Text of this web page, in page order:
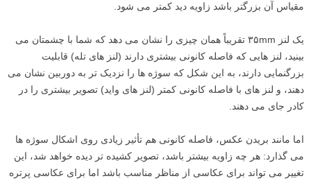
مقیاس آن بزرگتر باشد زاویه دید کمتر می شود.
یک لنز ۳۵mm تقریباً همان چیزی را نشان می دهد که شما با چشمتان می
بینید، لنز هایی که فاصله کانونی بیشتری دارند (لنز های تله) قابلیت
بزرگنمایی دارند، به این شکل که سوژه ها را نزدیک تر به دوربین نشان می
دهند، و لنز های با فاصله کانونی کمتر (لنز های واید) تصویر بیشتری را در
کادر جای می دهند.
اما مانند بریدن عکس، فاصله کانونی هم تأثیر زیادی روی اشکال سوژه ها
می گذارد: هر چه زاویه بیشتر باشد، تصویر کشیده تر دیده خواهد شد، این
تغییر می تواند برای عکاسی از مناظر مناسب باشد اما برای عکاسی پرتره